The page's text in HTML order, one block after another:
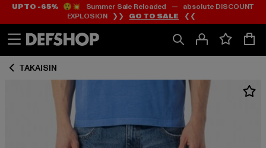
Siirry
Sisältö
Siirry
Footer
UP TO -65%😲💥 Summer Sale Reloaded — absolute DISCOUNT
EXPLOSION ❯❯ GO TO SALE ❮❮
TAKAISIN